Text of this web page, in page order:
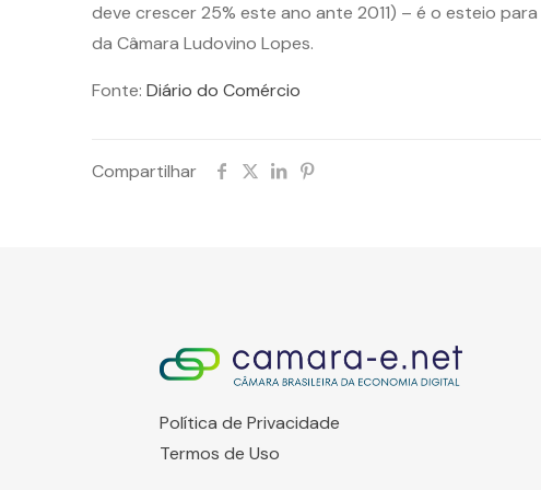
deve crescer 25% este ano ante 2011) – é o esteio
da Câmara Ludovino Lopes.
Fonte: Diário do Comércio
Compartilhar
Política de Privacidade
Termos de Uso